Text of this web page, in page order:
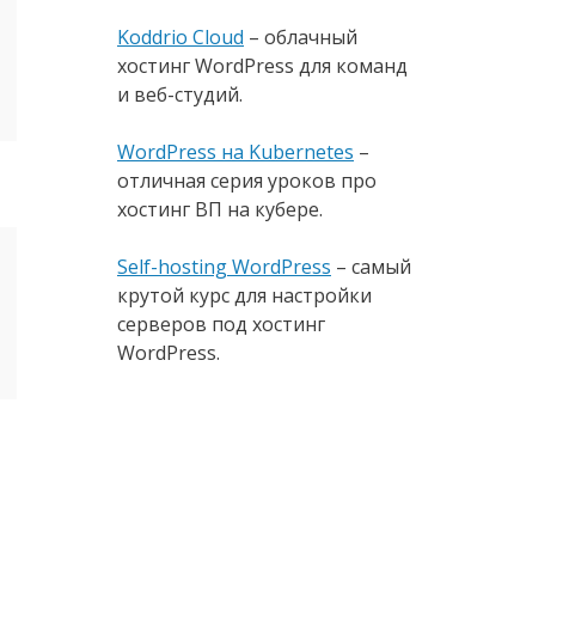
Koddrio Cloud – облачный
хостинг WordPress для команд
и веб-студий.
WordPress на Kubernetes –
отличная серия уроков про
хостинг ВП на кубере.
Self-hosting WordPress – самый
крутой курс для настройки
серверов под хостинг
WordPress.